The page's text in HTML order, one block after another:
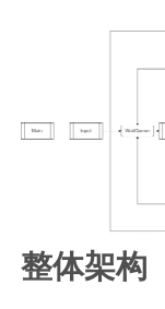
整体架构